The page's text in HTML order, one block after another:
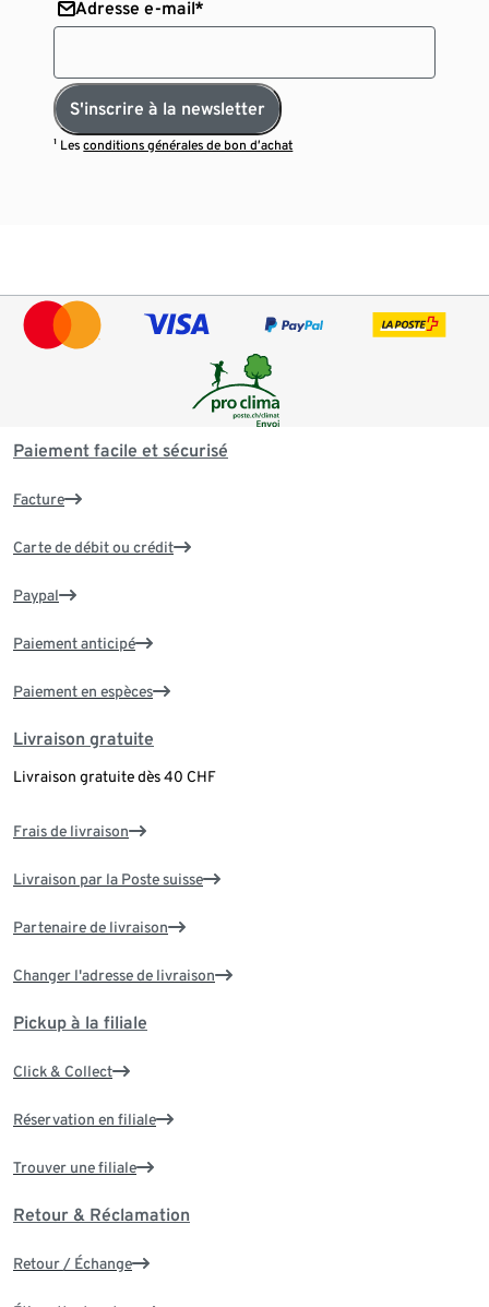
Adresse e-mail*
S'inscrire à la newsletter
¹ Lesconditions générales de bon d’achat
Paiement facile et sécurisé
Facture
Carte de débit ou crédit
Paypal
Paiement anticipé
Paiement en espèces
Livraison gratuite
Livraison gratuite dès 40 CHF
Frais de livraison
Livraison par la Poste suisse
Partenaire de livraison
Changer l'adresse de livraison
Pickup à la filiale
Click & Collect
Réservation en filiale
Trouver une filiale
Retour & Réclamation
Retour / Échange